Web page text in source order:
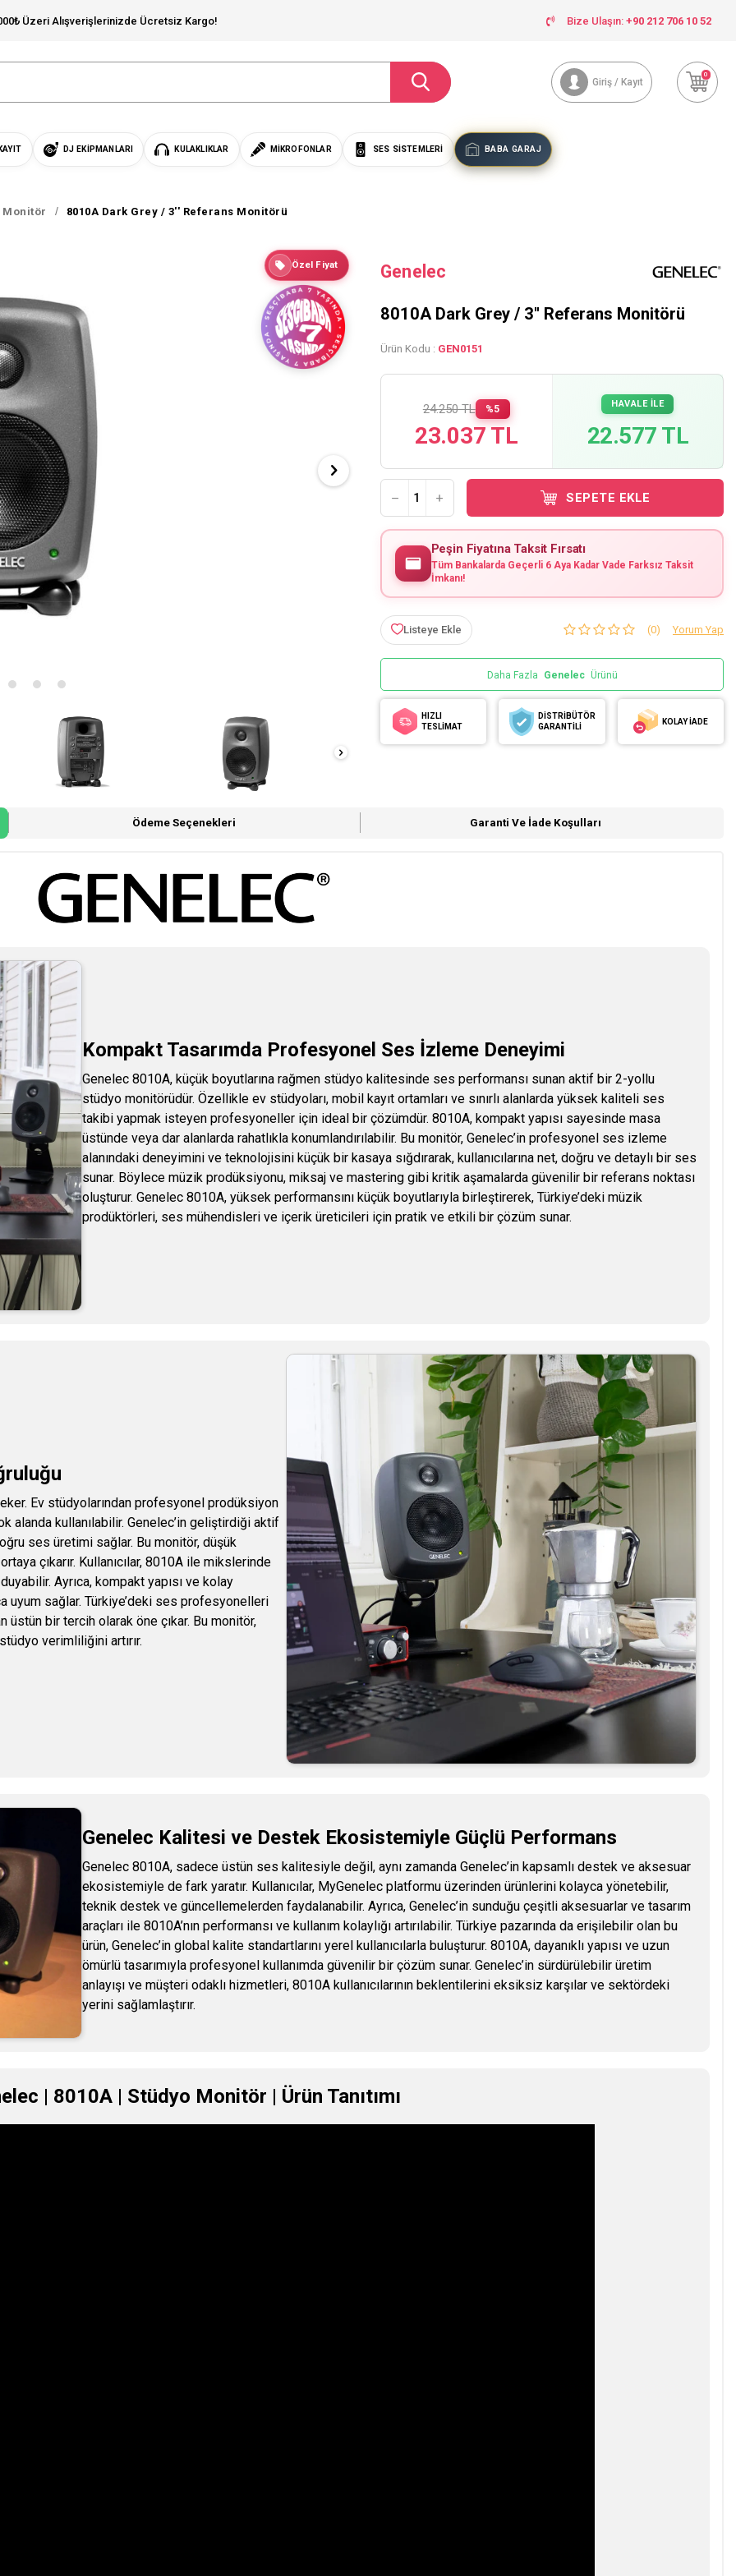
Üzeri Alışverişlerinizde Ücretsiz Kargo! Bize Ulaşın: +90 212 706 10 52
Giriş / Kayıt
0
DJ EKIPMANLARI KULAKLIKLAR MIKROFONLAR SES SISTEMLERI BABA GARAJ
Monitör 8010A Dark Grey / 3'' Referans Monitörü
Özel Fiyat Genelec
8010A Dark Grey / 3'' Referans Monitörü
Ürün Kodu : GEN0151
24.250 TL %5
23.037 TL
HAVALE İLE
22.577 TL
SEPETE EKLE
Peşin Fiyatına Taksit Fırsatı
Tüm Bankalarda Geçerli 6 Aya Kadar Vade Farksız Taksit
İmkanı!
Listeye Ekle (0) Yorum Yap
Daha Fazla Genelec Ürünü
HIZLI
TESLİMAT
DİSTRİBÜTÖR
GARANTİLİ
KOLAY İADE
Ödeme Seçenekleri Garanti Ve İade Koşulları
Kompakt Tasarımda Profesyonel Ses İzleme Deneyimi
Genelec 8010A, küçük boyutlarına rağmen stüdyo kalitesinde ses performansı sunan aktif bir 2-yollu
stüdyo monitörüdür. Özellikle ev stüdyoları, mobil kayıt ortamları ve sınırlı alanlarda yüksek kaliteli ses
takibi yapmak isteyen profesyoneller için ideal bir çözümdür. 8010A, kompakt yapısı sayesinde masa
üstünde veya dar alanlarda rahatlıkla konumlandırılabilir. Bu monitör, Genelec’in profesyonel ses izleme
alanındaki deneyimini ve teknolojisini küçük bir kasaya sığdırarak, kullanıcılarına net, doğru ve detaylı bir ses
sunar. Böylece müzik prodüksiyonu, miksaj ve mastering gibi kritik aşamalarda güvenilir bir referans noktası
oluşturur. Genelec 8010A, yüksek performansını küçük boyutlarıyla birleştirerek, Türkiye’deki müzik
prodüktörleri, ses mühendisleri ve içerik üreticileri için pratik ve etkili bir çözüm sunar.
Ev stüdyolarından profesyonel prodüksiyon
alanda kullanılabilir. Genelec’in geliştirdiği aktif
ses üretimi sağlar. Bu monitör, düşük
çıkarır. Kullanıcılar, 8010A ile mikslerinde
Ayrıca, kompakt yapısı ve kolay
uyum sağlar. Türkiye’deki ses profesyonelleri
üstün bir tercih olarak öne çıkar. Bu monitör,
verimliliğini artırır.
Genelec Kalitesi ve Destek Ekosistemiyle Güçlü Performans
Genelec 8010A, sadece üstün ses kalitesiyle değil, aynı zamanda Genelec’in kapsamlı destek ve aksesuar
ekosistemiyle de fark yaratır. Kullanıcılar, MyGenelec platformu üzerinden ürünlerini kolayca yönetebilir,
teknik destek ve güncellemelerden faydalanabilir. Ayrıca, Genelec’in sunduğu çeşitli aksesuarlar ve tasarım
araçları ile 8010A’nın performansı ve kullanım kolaylığı artırılabilir. Türkiye pazarında da erişilebilir olan bu
ürün, Genelec’in global kalite standartlarını yerel kullanıcılarla buluşturur. 8010A, dayanıklı yapısı ve uzun
ömürlü tasarımıyla profesyonel kullanımda güvenilir bir çözüm sunar. Genelec’in sürdürülebilir üretim
anlayışı ve müşteri odaklı hizmetleri, 8010A kullanıcılarının beklentilerini eksiksiz karşılar ve sektördeki
yerini sağlamlaştırır.
| 8010A | Stüdyo Monitör | Ürün Tanıtımı